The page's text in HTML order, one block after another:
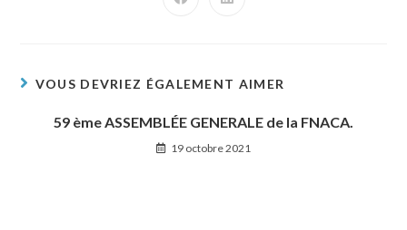
VOUS DEVRIEZ ÉGALEMENT AIMER
59 ème ASSEMBLÉE GENERALE de la FNACA.
19 octobre 2021